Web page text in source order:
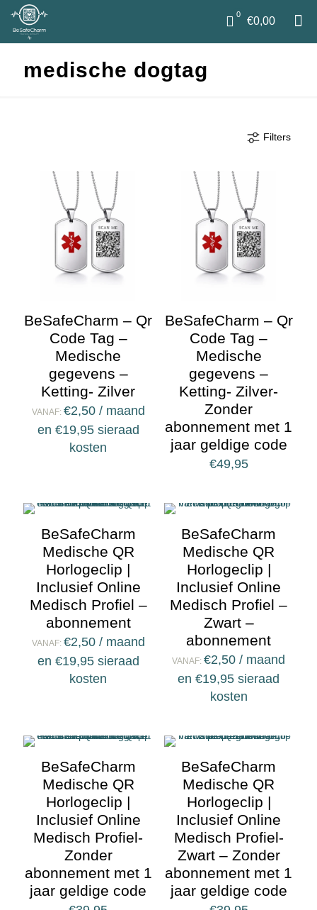
0
€0,00
medische dogtag
Filters
BeSafeCharm – Qr
Code Tag –
Medische
gegevens –
Ketting- Zilver
VANAF: €2,50 / maand
en €19,95sieraad
kosten
BeSafeCharm – Qr
Code Tag –
Medische
gegevens –
Ketting- Zilver-
Zonder
abonnement met 1
jaar geldige code
€49,95
BeSafeCharm
Medische QR
Horlogeclip |
Inclusief Online
Medisch Profiel –
abonnement
VANAF: €2,50 / maand
en €19,95sieraad
kosten
BeSafeCharm
Medische QR
Horlogeclip |
Inclusief Online
Medisch Profiel –
Zwart –
abonnement
VANAF:€2,50 / maand
en€19,95 sieraad
kosten
BeSafeCharm
Medische QR
Horlogeclip |
Inclusief Online
Medisch Profiel-
Zonder
abonnement met 1
jaar geldige code
BeSafeCharm
Medische QR
Horlogeclip |
Inclusief Online
Medisch Profiel-
Zwart – Zonder
abonnement met 1
jaar geldige code